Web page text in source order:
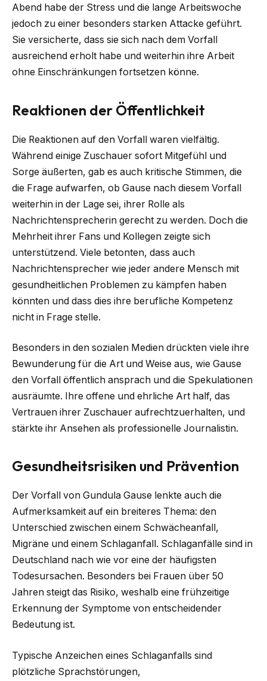
Abend habe der Stress und die lange Arbeitswoche
jedoch zu einer besonders starken Attacke geführt.
Sie versicherte, dass sie sich nach dem Vorfall
ausreichend erholt habe und weiterhin ihre Arbeit
ohne Einschränkungen fortsetzen könne.
Reaktionen der Öffentlichkeit
Die Reaktionen auf den Vorfall waren vielfältig.
Während einige Zuschauer sofort Mitgefühl und
Sorge äußerten, gab es auch kritische Stimmen, die
die Frage aufwarfen, ob Gause nach diesem Vorfall
weiterhin in der Lage sei, ihrer Rolle als
Nachrichtensprecherin gerecht zu werden. Doch die
Mehrheit ihrer Fans und Kollegen zeigte sich
unterstützend. Viele betonten, dass auch
Nachrichtensprecher wie jeder andere Mensch mit
gesundheitlichen Problemen zu kämpfen haben
könnten und dass dies ihre berufliche Kompetenz
nicht in Frage stelle.
Besonders in den sozialen Medien drückten viele ihre
Bewunderung für die Art und Weise aus, wie Gause
den Vorfall öffentlich ansprach und die Spekulationen
ausräumte. Ihre offene und ehrliche Art half, das
Vertrauen ihrer Zuschauer aufrechtzuerhalten, und
stärkte ihr Ansehen als professionelle Journalistin.
Gesundheitsrisiken und Prävention
Der Vorfall von Gundula Gause lenkte auch die
Aufmerksamkeit auf ein breiteres Thema: den
Unterschied zwischen einem Schwächeanfall,
Migräne und einem Schlaganfall. Schlaganfälle sind in
Deutschland nach wie vor eine der häufigsten
Todesursachen. Besonders bei Frauen über 50
Jahren steigt das Risiko, weshalb eine frühzeitige
Erkennung der Symptome von entscheidender
Bedeutung ist.
Typische Anzeichen eines Schlaganfalls sind
plötzliche Sprachstörungen,